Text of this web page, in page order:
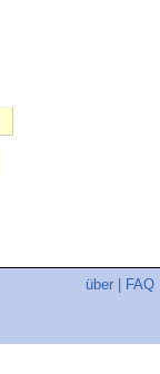
über FAQ